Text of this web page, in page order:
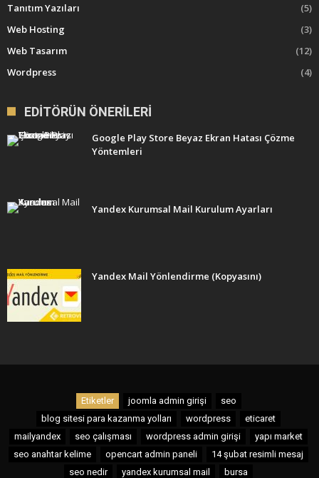
Tanıtım Yazıları
(5)
Web Hosting
(3)
Web Tasarım
(12)
Wordpress
(4)
EDITÖRÜN ÖNERILERI
Google Play Store Beyaz Ekran Hatası Çözme
Yöntemleri
Yandex Kurumsal Mail Kurulum Ayarları
Yandex Mail Yönlendirme (Kopyasını)
Etiketler joomla admin girişi
seo
blog sitesi para kazanma yolları
wordpress
eticaret
mailyandex
seo çalışması wordpress admin girişi
yapı market
seo anahtar kelime
opencart admin paneli
14 şubat resimli mesaj
seo nedir
yandex kurumsal mail bursa